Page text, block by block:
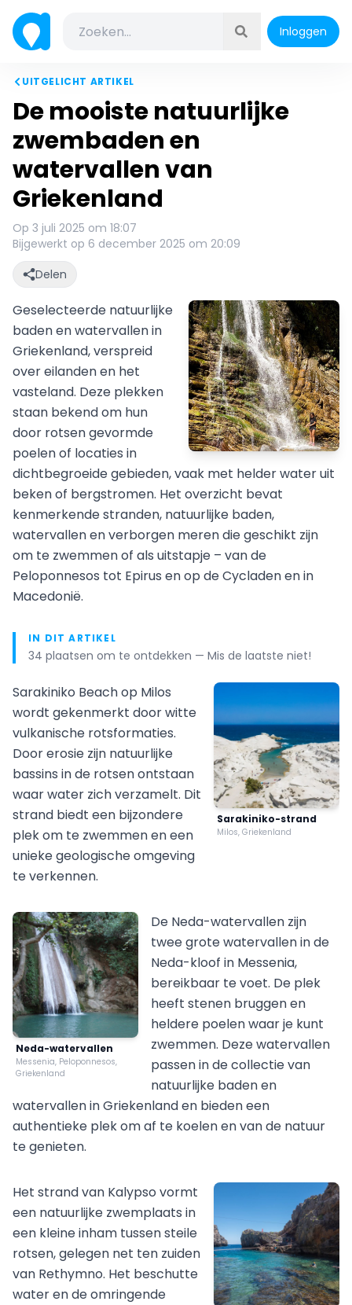
Inloggen
UITGELICHT ARTIKEL
De mooiste natuurlijke
zwembaden en
watervallen van
Griekenland
Op 3 juli 2025 om 18:07
Bijgewerkt op 6 december 2025 om 20:09
Delen
Geselecteerde natuurlijke
baden en watervallen in
Griekenland, verspreid
over eilanden en het
vasteland. Deze plekken
staan bekend om hun
door rotsen gevormde
poelen of locaties in
dichtbegroeide gebieden, vaak met helder water uit
beken of bergstromen. Het overzicht bevat
kenmerkende stranden, natuurlijke baden,
watervallen en verborgen meren die geschikt zijn
om te zwemmen of als uitstapje – van de
Peloponnesos tot Epirus en op de Cycladen en in
Macedonië.
IN DIT ARTIKEL
34 plaatsen om te ontdekken — Mis de laatste niet!
Sarakiniko-strand
Milos, Griekenland
Sarakiniko Beach op Milos
wordt gekenmerkt door witte
vulkanische rotsformaties.
Door erosie zijn natuurlijke
bassins in de rotsen ontstaan
waar water zich verzamelt. Dit
strand biedt een bijzondere
plek om te zwemmen en een
unieke geologische omgeving
te verkennen.
Neda-watervallen
Messenia, Peloponnesos,
Griekenland
De Neda-watervallen zijn
twee grote watervallen in de
Neda-kloof in Messenia,
bereikbaar te voet. De plek
heeft stenen bruggen en
heldere poelen waar je kunt
zwemmen. Deze watervallen
passen in de collectie van
natuurlijke baden en
watervallen in Griekenland en bieden een
authentieke plek om af te koelen en van de natuur
te genieten.
Het strand van Kalypso vormt
een natuurlijke zwemplaats in
een kleine inham tussen steile
rotsen, gelegen net ten zuiden
van Rethymno. Het beschutte
water en de omringende